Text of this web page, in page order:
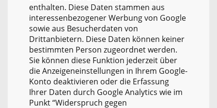
enthalten. Diese Daten stammen aus
interessenbezogener Werbung von Google
sowie aus Besucherdaten von
Drittanbietern. Diese Daten können keiner
bestimmten Person zugeordnet werden.
Sie können diese Funktion jederzeit über
die Anzeigeneinstellungen in Ihrem Google-
Konto deaktivieren oder die Erfassung
Ihrer Daten durch Google Analytics wie im
Punkt “Widerspruch gegen